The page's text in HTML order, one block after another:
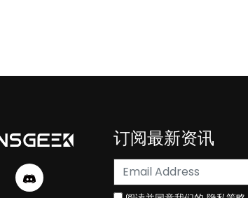
订阅最新资讯